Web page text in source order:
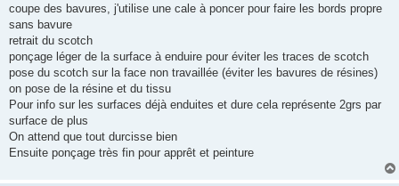
a
g
n
o
l
u
coupe des bavures, j'utilise une cale à poncer pour faire les bords propre
sans bavure
retrait du scotch
ponçage léger de la surface à enduire pour éviter les traces de scotch
pose du scotch sur la face non travaillée (éviter les bavures de résines)
on pose de la résine et du tissu
Pour info sur les surfaces déjà enduites et dure cela représente 2grs par
surface de plus
On attend que tout durcisse bien
Ensuite ponçage très fin pour apprêt et peinture